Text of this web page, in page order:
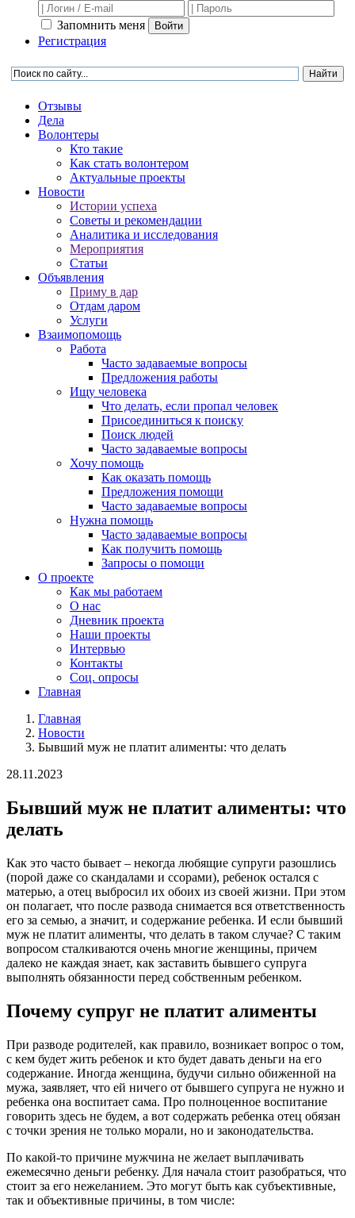
Запомнить меня Войти
Регистрация
Отзывы
Дела
Волонтеры
Кто такие
Как стать волонтером
Актуальные проекты
Новости
Истории успеха
Советы и рекомендации
Аналитика и исследования
Мероприятия
Статьи
Объявления
Приму в дар
Отдам даром
Услуги
Взаимопомощь
Работа
Часто задаваемые вопросы
Предложения работы
Ищу человека
Что делать, если пропал человек
Присоединиться к поиску
Поиск людей
Часто задаваемые вопросы
Хочу помощь
Как оказать помощь
Предложения помощи
Часто задаваемые вопросы
Нужна помощь
Часто задаваемые вопросы
Как получить помощь
Запросы о помощи
О проекте
Как мы работаем
О нас
Дневник проекта
Наши проекты
Интервью
Контакты
Соц. опросы
Главная
Главная
Новости
Бывший муж не платит алименты: что делать
28.11.2023
Бывший муж не платит алименты: что
делать
Как это часто бывает – некогда любящие супруги разошлись
(порой даже со скандалами и ссорами), ребенок остался с
матерью, а отец выбросил их обоих из своей жизни. При этом
он полагает, что после развода снимается вся ответственность
его за семью, а значит, и содержание ребенка. И если бывший
муж не платит алименты, что делать в таком случае? С таким
вопросом сталкиваются очень многие женщины, причем
далеко не каждая знает, как заставить бывшего супруга
выполнять обязанности перед собственным ребенком.
Почему супруг не платит алименты
При разводе родителей, как правило, возникает вопрос о том,
с кем будет жить ребенок и кто будет давать деньги на его
содержание. Иногда женщина, будучи сильно обиженной на
мужа, заявляет, что ей ничего от бывшего супруга не нужно и
ребенка она воспитает сама. Про полноценное воспитание
говорить здесь не будем, а вот содержать ребенка отец обязан
с точки зрения не только морали, но и законодательства.
По какой-то причине мужчина не желает выплачивать
ежемесячно деньги ребенку. Для начала стоит разобраться, что
стоит за его нежеланием. Это могут быть как субъективные,
так и объективные причины, в том числе: